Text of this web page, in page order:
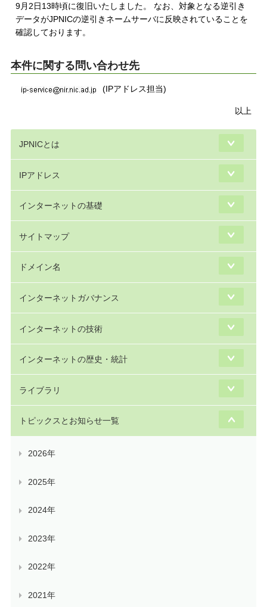
9月2日13時頃に復旧いたしました。 なお、対象となる逆引き
データがJPNICの逆引きネームサーバに反映されていることを
確認しております。
本件に関する問い合わせ先
(IPアドレス担当)
以上
JPNICとは
IPアドレス
インターネットの基礎
サイトマップ
ドメイン名
インターネットガバナンス
インターネットの技術
インターネットの歴史・統計
ライブラリ
トピックスとお知らせ一覧
2026年
2025年
2024年
2023年
2022年
2021年